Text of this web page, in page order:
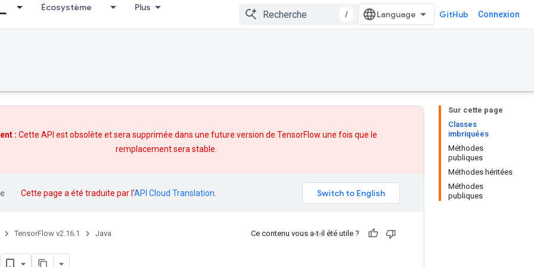
Écosystème Plus
/ GitHub Connexion
Sur cette page
Classes
imbriquées
Méthodes
publiques
Méthodes héritées
Méthodes
publiques
: Cette API est obsolète et sera supprimée dans une future version de TensorFlow une fois que le
remplacementsera stable.
Cette page a été traduite par l'API Cloud Translation
TensorFlow v2.16.1 Java Ce contenu vous a-t-il été utile ?